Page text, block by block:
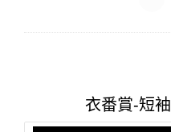
衣番賞-短袖